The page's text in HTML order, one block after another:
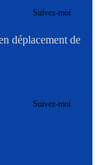
Suivez-moi
déplacement de
Suivez-moi